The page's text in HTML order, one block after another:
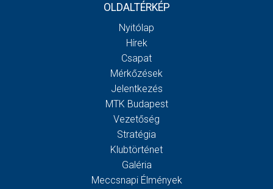
OLDALTÉRKÉP
Nyitólap
Hírek
Csapat
Mérkőzések
Jelentkezés
MTK Budapest
Vezetőség
Stratégia
Klubtörténet
Galéria
Meccsnapi Élmények